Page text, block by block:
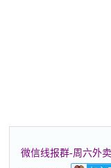
微信线报群-周六外